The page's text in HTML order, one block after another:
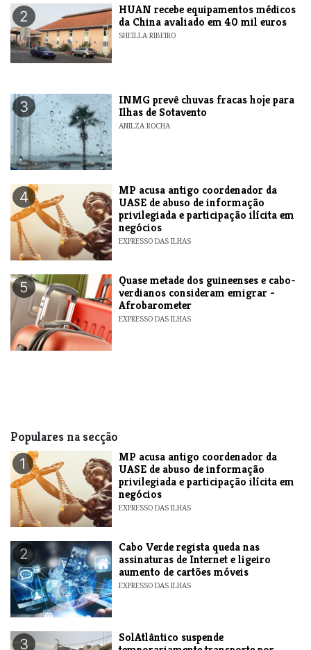
2
HUAN recebe equipamentos médicos
da China avaliado em 40 mil euros
SHEILLA RIBEIRO
3
INMG prevê chuvas fracas hoje para
Ilhas de Sotavento
ANILZA ROCHA
4
MP acusa antigo coordenador da
UASE de abuso de informação
privilegiada e participação ilícita em
negócios
EXPRESSO DAS ILHAS
5
Quase metade dos guineenses e cabo-
verdianos consideram emigrar -
Afrobarometer
EXPRESSO DAS ILHAS
Populares na secção
1
MP acusa antigo coordenador da
UASE de abuso de informação
privilegiada e participação ilícita em
negócios
EXPRESSO DAS ILHAS
2
Cabo Verde regista queda nas
assinaturas de Internet e ligeiro
aumento de cartões móveis
EXPRESSO DAS ILHAS
3
SolAtlântico suspende